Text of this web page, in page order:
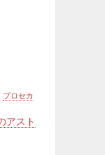
プロセカ
アスト